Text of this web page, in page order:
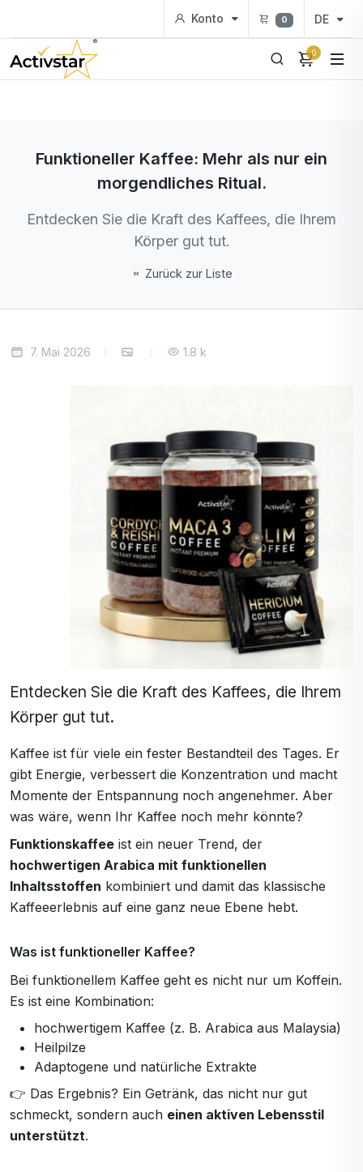
Konto 0 DE
0
Funktioneller Kaffee: Mehr als nur ein
morgendliches Ritual.
Entdecken Sie die Kraft des Kaffees, die Ihrem
Körper gut tut.
Zurück zur Liste
7. Mai 2026 1.8 k
Entdecken Sie die Kraft des Kaffees, die Ihrem
Körper gut tut.
Kaffee ist für viele ein fester Bestandteil des Tages. Er
gibt Energie, verbessert die Konzentration und macht
Momente der Entspannung noch angenehmer. Aber
was wäre, wenn Ihr Kaffee noch mehr könnte?
Funktionskaffee ist ein neuer Trend, der
hochwertigen Arabica mit funktionellen
Inhaltsstoffen kombiniert und damit das klassische
Kaffeeerlebnis auf eine ganz neue Ebene hebt.
Was ist funktioneller Kaffee?
Bei funktionellem Kaffee geht es nicht nur um Koffein.
Es ist eine Kombination:
hochwertigem Kaffee (z. B. Arabica aus Malaysia)
Heilpilze
Adaptogene und natürliche Extrakte
👉 Das Ergebnis? Ein Getränk, das nicht nur gut
schmeckt, sondern auch einen aktiven Lebensstil
unterstützt.